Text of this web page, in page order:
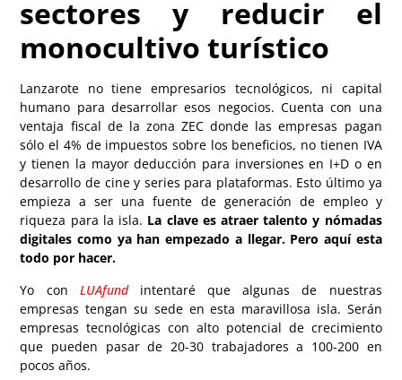
sectores y reducir el
monocultivo turístico
Lanzarote no tiene empresarios tecnológicos, ni capital
humano para desarrollar esos negocios. Cuenta con una
ventaja fiscal de la zona ZEC donde las empresas pagan
sólo el 4% de impuestos sobre los beneficios, no tienen IVA
y tienen la mayor deducción para inversiones en I+D o en
desarrollo de cine y series para plataformas. Esto último ya
empieza a ser una fuente de generación de empleo y
riqueza para la isla. La clave es atraer talento y nómadas
digitales como ya han empezado a llegar. Pero aquí esta
todo por hacer.
Yo con LUAfundintentaré que algunas de nuestras
empresas tengan su sede en esta maravillosa isla. Serán
empresas tecnológicas con alto potencial de crecimiento
que pueden pasar de 20-30 trabajadores a 100-200 en
pocos años.